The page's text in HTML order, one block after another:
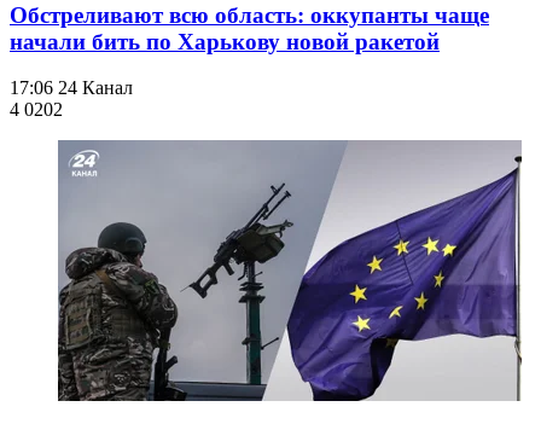
Обстреливают всю область: оккупанты чаще
начали бить по Харькову новой ракетой
17:06 24 Канал
4 0202